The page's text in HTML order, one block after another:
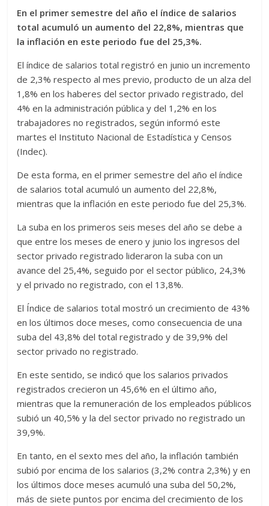
En el primer semestre del año el índice de salarios
total acumuló un aumento del 22,8%, mientras que
la inflación en este periodo fue del 25,3%.
El índice de salarios total registró en junio un incremento
de 2,3% respecto al mes previo, producto de un alza del
1,8% en los haberes del sector privado registrado, del
4% en la administración pública y del 1,2% en los
trabajadores no registrados, según informó este
martes el Instituto Nacional de Estadística y Censos
(Indec).
De esta forma, en el primer semestre del año el índice
de salarios total acumuló un aumento del 22,8%,
mientras que la inflación en este periodo fue del 25,3%.
La suba en los primeros seis meses del año se debe a
que entre los meses de enero y junio los ingresos del
sector privado registrado lideraron la suba con un
avance del 25,4%, seguido por el sector público, 24,3%
y el privado no registrado, con el 13,8%.
El Índice de salarios total mostró un crecimiento de 43%
en los últimos doce meses, como consecuencia de una
suba del 43,8% del total registrado y de 39,9% del
sector privado no registrado.
En este sentido, se indicó que los salarios privados
registrados crecieron un 45,6% en el último año,
mientras que la remuneración de los empleados públicos
subió un 40,5% y la del sector privado no registrado un
39,9%.
En tanto, en el sexto mes del año, la inflación también
subió por encima de los salarios (3,2% contra 2,3%) y en
los últimos doce meses acumuló una suba del 50,2%,
más de siete puntos por encima del crecimiento de los